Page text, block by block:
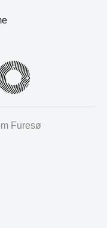
Furesø